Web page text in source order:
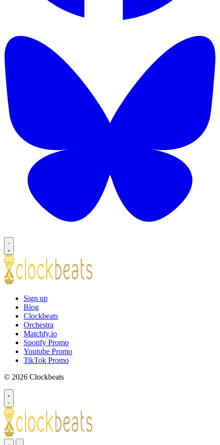
Sign up
Blog
Clockbeats
Orchestra
Matchfy.io
Spotify Promo
Youtube Promo
TikTok Promo
© 2026 Clockbeats